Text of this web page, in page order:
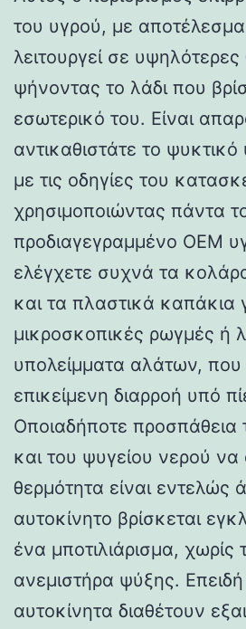
του υγρού, με
λειτουργεί σε
ψήνοντας το λάδι που
εσωτερικό του. Είναι
αντικαθιστάτε το
με τις οδηγίες του
χρησιμοποιώντας πάντα
προδιαγεγραμμένο OEM
ελέγχετε συχνά τα
και τα πλαστικά καπάκια
μικροσκοπικές ρωγμές ή
υπολείμματα αλάτων,
επικείμενη διαρροή υπό
Οποιαδήποτε
και του ψυγείου νερού
θερμότητα είναι εντελώς
αυτοκίνητο βρίσκεται
ένα μποτιλιάρισμα, χωρίς
ανεμιστήρα ψύξης.
αυτοκίνητα διαθέτουν